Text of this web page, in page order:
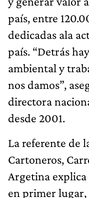
país, entre
dedicadas ala
país. “Detrás
ambiental y
nos damos”,
directora
desde 2001.
La referente de
Cartoneros,
Argetina explica
en primer